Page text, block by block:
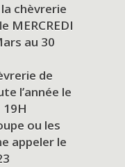
la chèvrerie
MERCREDI
au 30
de
l’année le
19H
ou les
appeler le